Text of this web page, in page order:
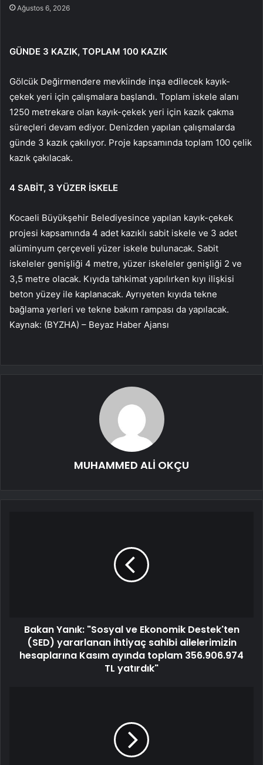
Ağustos 6, 2026
GÜNDE 3 KAZIK, TOPLAM 100 KAZIK
Gölcük Değirmendere mevkiinde inşa edilecek kayık-
çekek yeri için çalışmalara başlandı. Toplam iskele alanı
1250 metrekare olan kayık-çekek yeri için kazık çakma
süreçleri devam ediyor. Denizden yapılan çalışmalarda
günde 3 kazık çakılıyor. Proje kapsamında toplam 100 çelik
kazık çakılacak.
4 SABİT, 3 YÜZER İSKELE
Kocaeli Büyükşehir Belediyesince yapılan kayık-çekek
projesi kapsamında 4 adet kazıklı sabit iskele ve 3 adet
alüminyum çerçeveli yüzer iskele bulunacak. Sabit
iskeleler genişliği 4 metre, yüzer iskeleler genişliği 2 ve
3,5 metre olacak. Kıyıda tahkimat yapılırken kıyı ilişkisi
beton yüzey ile kaplanacak. Ayrıyeten kıyıda tekne
bağlama yerleri ve tekne bakım rampası da yapılacak.
Kaynak: (BYZHA) – Beyaz Haber Ajansı
MUHAMMED ALİ OKÇU
Bakan Yanık: "Sosyal ve Ekonomik Destek'ten
(SED) yararlanan ihtiyaç sahibi ailelerimizin
hesaplarına Kasım ayında toplam 356.906.974
TL yatırdık"